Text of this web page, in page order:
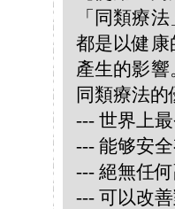
「同類療
都是以健
產生的影
同類療法的
--- 世界上
--- 能够安
--- 絕無任
--- 可以改